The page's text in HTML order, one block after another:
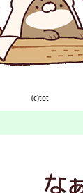
(c)tot